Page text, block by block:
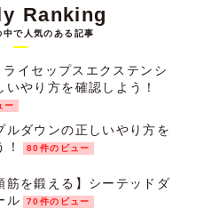
Ranking
で人気のある記事
イセップスエクステンシ
いやり方を確認しよう！
ー
ルダウンの正しいやり方を
80件のビュー
筋を鍛える】シーテッドダ
ル
70件のビュー